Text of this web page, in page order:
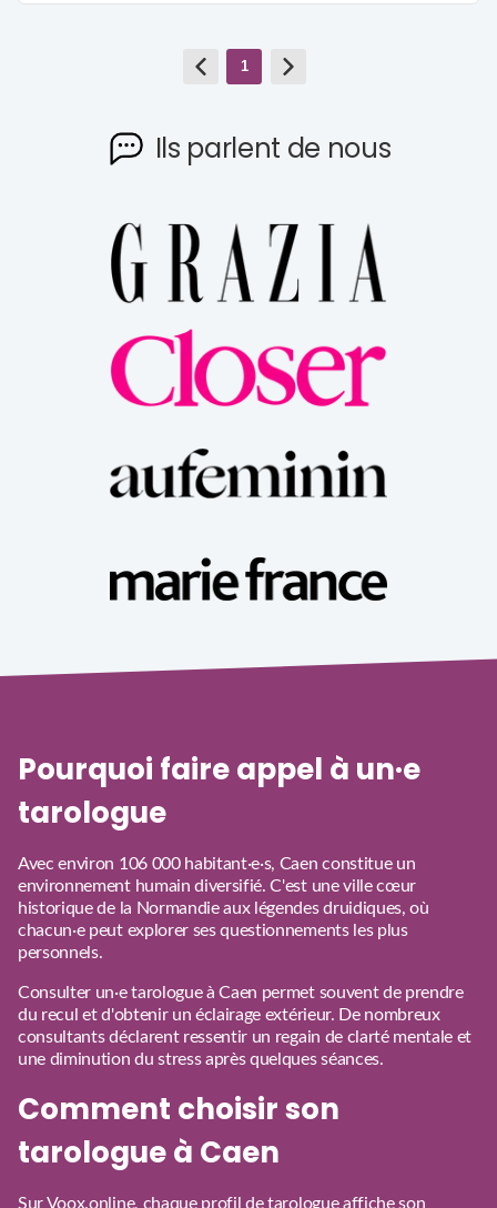
1
Ils parlent de nous
Pourquoi faire appel à un·e
tarologue
Avec environ 106 000 habitant·e·s, Caen constitue un
environnement humain diversifié. C'est une ville cœur
historique de la Normandie aux légendes druidiques, où
chacun·e peut explorer ses questionnements les plus
personnels.
Consulter un·e tarologue à Caen permet souvent de prendre
du recul et d'obtenir un éclairage extérieur. De nombreux
consultants déclarent ressentir un regain de clarté mentale et
une diminution du stress après quelques séances.
Comment choisir son
tarologue à Caen
Sur Voox.online, chaque profil de tarologue affiche son